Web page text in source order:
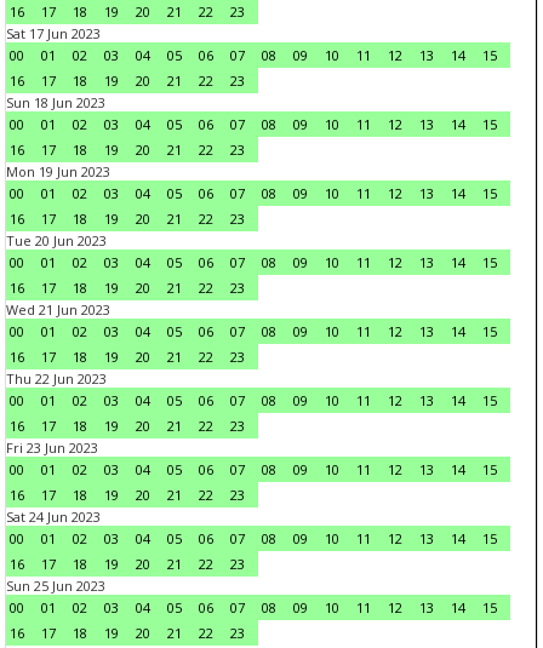
16
17 18 19 20 21 22
23
Sat 17 Jun 2023
00
01 02 03 04 05 06 07 08 09 10 11 12 13 14
15
16
17 18 19 20 21 22
23
Sun 18 Jun 2023
00
01 02 03 04 05 06 07 08 09 10 11 12 13 14
15
16
17 18 19 20 21 22
23
Mon 19 Jun 2023
00
01 02 03 04 05 06 07 08 09 10 11 12 13 14
15
16
17 18 19 20 21 22
23
Tue 20 Jun 2023
00
01 02 03 04 05 06 07 08 09 10 11 12 13 14
15
16
17 18 19 20 21 22
23
Wed 21 Jun 2023
00
01 02 03 04 05 06 07 08 09 10 11 12 13 14
15
16
17 18 19 20 21 22
23
Thu 22 Jun 2023
00
01 02 03 04 05 06 07 08 09 10 11 12 13 14
15
16
17 18 19 20 21 22
23
Fri 23 Jun 2023
00
01 02 03 04 05 06 07 08 09 10 11 12 13 14
15
16
17 18 19 20 21 22
23
Sat 24 Jun 2023
00
01 02 03 04 05 06 07 08 09 10 11 12 13 14
15
16
17 18 19 20 21 22
23
Sun 25 Jun 2023
00
01 02 03 04 05 06 07 08 09 10 11 12 13 14
15
16
17 18 19 20 21 22
23